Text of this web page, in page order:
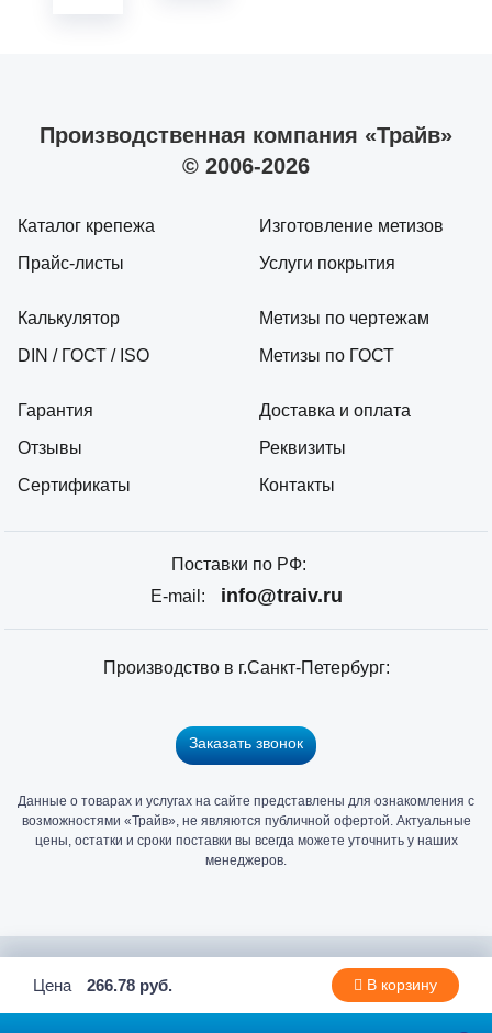
Цена 266.78 руб. В корзину
Производственная компания «Трайв»
© 2006-2026
Каталог крепежа
Прайс-листы
Калькулятор
DIN / ГОСТ / ISO
Гарантия
Отзывы
Сертификаты
Изготовление метизов
Услуги покрытия
Метизы по чертежам
Метизы по ГОСТ
Доставка и оплата
Реквизиты
Контакты
Поставки по РФ:
E-mail:
info@traiv.ru
Производство в г.Санкт-Петербург:
Заказать звонок
Данные о товарах и услугах на сайте представлены для ознакомления с
возможностями «Трайв», не являются публичной офертой. Актуальные
цены, остатки и сроки поставки вы всегда можете уточнить у наших
менеджеров.
Главный
в
Петербурге
2006 - 2026 © Компания «Трайв» производитель и дистрибьютор